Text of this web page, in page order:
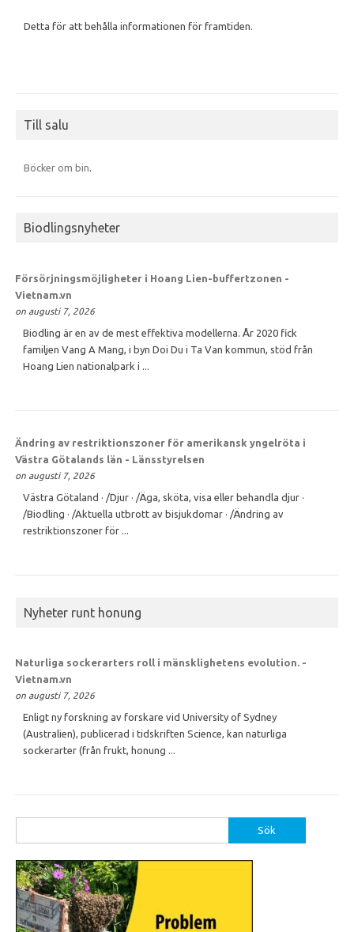
Detta för att behålla informationen för framtiden.
Till salu
Böcker om bin.
Biodlingsnyheter
Försörjningsmöjligheter i Hoang Lien-buffertzonen -
Vietnam.vn
on augusti 7, 2026
Biodling är en av de mest effektiva modellerna. År 2020 fick
familjen Vang A Mang, i byn Doi Du i Ta Van kommun, stöd från
Hoang Lien nationalpark i ...
Ändring av restriktionszoner för amerikansk yngelröta i
Västra Götalands län - Länsstyrelsen
on augusti 7, 2026
Västra Götaland · /Djur · /Äga, sköta, visa eller behandla djur ·
/Biodling · /Aktuella utbrott av bisjukdomar · /Ändring av
restriktionszoner för ...
Nyheter runt honung
Naturliga sockerarters roll i mänsklighetens evolution. -
Vietnam.vn
on augusti 7, 2026
Enligt ny forskning av forskare vid University of Sydney
(Australien), publicerad i tidskriften Science, kan naturliga
sockerarter (från frukt, honung ...
efter: